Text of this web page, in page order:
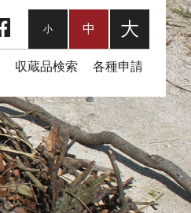
収蔵品検索 各種申請
小 中 大